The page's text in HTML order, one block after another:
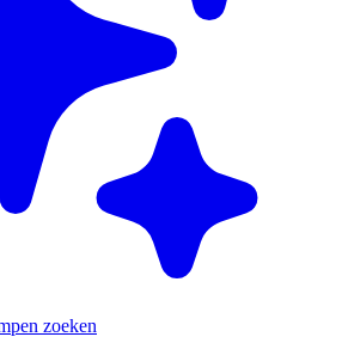
zoeken